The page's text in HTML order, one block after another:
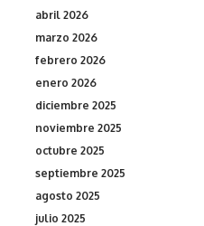
abril 2026
marzo 2026
febrero 2026
enero 2026
diciembre 2025
noviembre 2025
octubre 2025
septiembre 2025
agosto 2025
julio 2025